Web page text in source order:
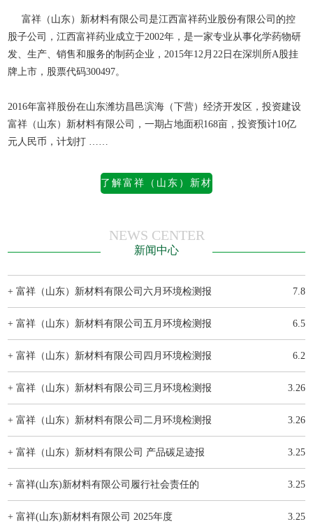
富祥（山东）新材料有限公司是江西富祥药业股份有限公司的控
股子公司，江西富祥药业成立于2002年，是一家专业从事化学药物研
发、生产、销售和服务的制药企业，2015年12月22日在深圳所A股挂
牌上市，股票代码300497。
2016年富祥股份在山东潍坊昌邑滨海（下营）经济开发区，投资建设
富祥（山东）新材料有限公司 ，一期占地面积168亩，投资预计10亿
元人民币，计划打 ……
了解富祥（山东）新材
NEWS CENTER
新闻中心
+ 富祥（山东）新材料有限公司六月环境检测报 7.8
+ 富祥（山东）新材料有限公司五月环境检测报 6.5
+ 富祥（山东）新材料有限公司四月环境检测报 6.2
+ 富祥（山东）新材料有限公司三月环境检测报 3.26
+ 富祥（山东）新材料有限公司二月环境检测报 3.26
+ 富祥（山东）新材料有限公司 产品碳足迹报 3.25
+ 富祥(山东)新材料有限公司履行社会责任的 3.25
+ 富祥(山东)新材料有限公司 2025年度 3.25